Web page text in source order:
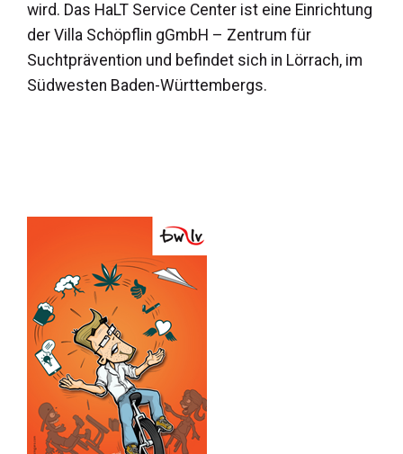
wird. Das HaLT Service Center ist eine Einrichtung
der Villa Schöpflin gGmbH – Zentrum für
Suchtprävention und befindet sich in Lörrach, im
Südwesten Baden-Württembergs.